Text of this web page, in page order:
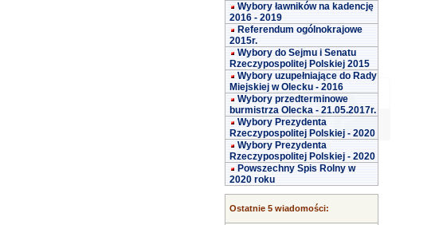
Wybory ławników na kadencję
2016 - 2019
Referendum ogólnokrajowe
2015r.
Wybory do Sejmu i Senatu
Rzeczypospolitej Polskiej 2015
Wybory uzupełniające do Rady
Miejskiej w Olecku - 2016
Wybory przedterminowe
burmistrza Olecka - 21.05.2017r.
Wybory Prezydenta
Rzeczypospolitej Polskiej - 2020
Wybory Prezydenta
Rzeczypospolitej Polskiej - 2020
Powszechny Spis Rolny w
2020 roku
Ostatnie 5 wiadomości: